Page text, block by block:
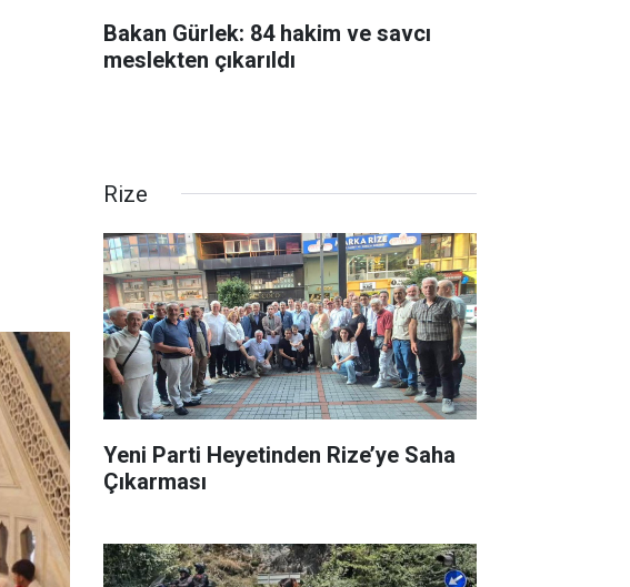
Bakan Gürlek: 84 hakim ve savcı
meslekten çıkarıldı
Rize
Yeni Parti Heyetinden Rize’ye Saha
Çıkarması